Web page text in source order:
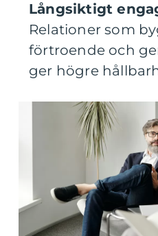
Långsiktigt
Relationer som
förtroende och
ger högre